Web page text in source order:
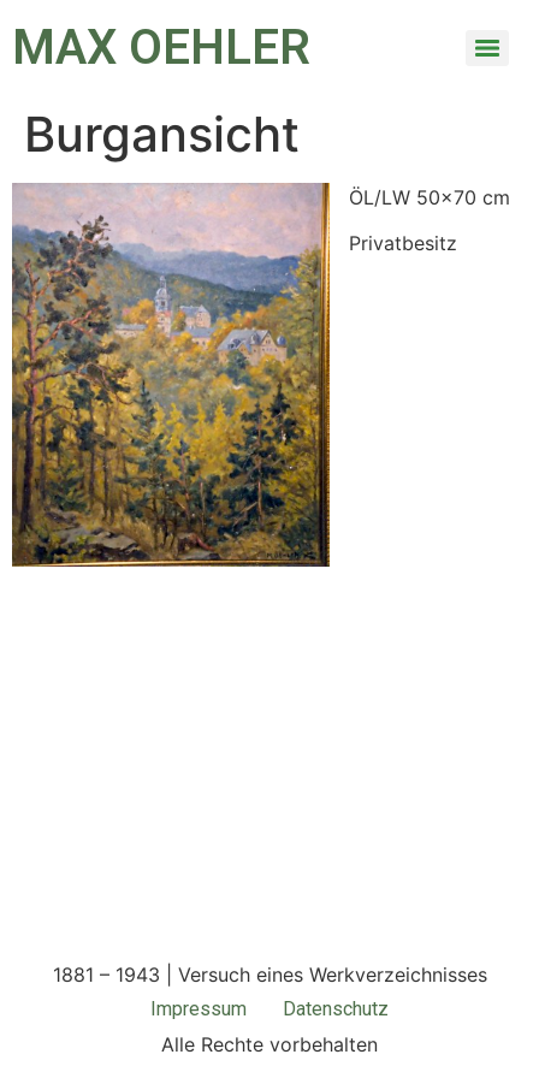
MAX OEHLER
Burgansicht
ÖL/LW 50×70 cm
Privatbesitz
1881 – 1943 | Versuch eines Werkverzeichnisses
Impressum Datenschutz
Alle Rechte vorbehalten